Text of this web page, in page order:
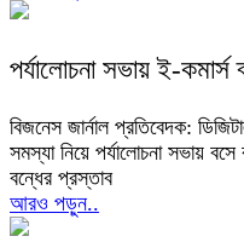
পর্যালোচনা সভায় ই-
বিজনেস জার্নাল প্রতিবেদক:
সমস্যা নিয়ে পর্যালোচনা সভায়
বন্ধের প্রস্তাব
আরও পড়ুন..